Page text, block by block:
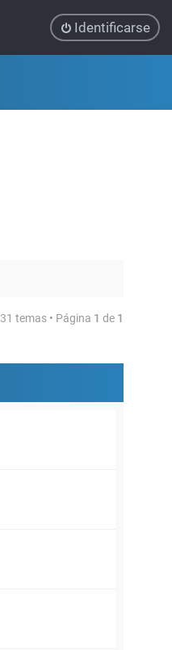
Identificarse
31 temas • Página 1 de 1